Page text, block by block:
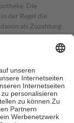
Die
der Regel die
als Zuzahlung
Höhe von zehn
die tatsächlichen
Apotheken.
beträgt die
Euro je